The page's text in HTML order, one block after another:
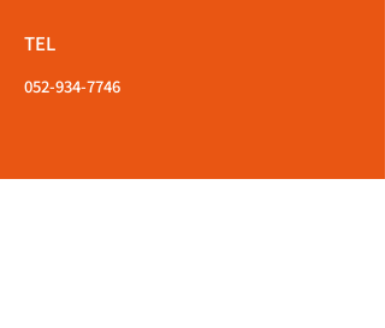
TEL
052-934-7746